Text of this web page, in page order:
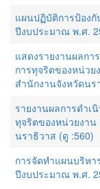
แผนปฏิบัติการป้อง
ปีงบประมาณ พ.ศ.
แสดงรายงานผลกา
การทุจริตของหน่ว
สำนักงานจังหวัดนร
รายงานผลการดำเ
ทุจริตของหน่วยงาน
นราธิวาส (ดู :560)
การจัดทำแผนบริหา
ปีงบประมาณ พ.ศ.